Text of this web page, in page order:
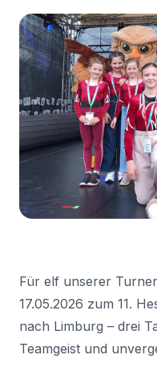
Für elf unserer
17.05.2026 zum 11.
nach Limburg – drei
Teamgeist und